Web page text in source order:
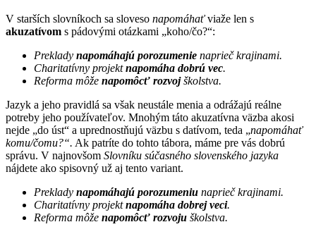
V starších slovníkoch sa sloveso napomáhaťviaže len s
akuzatívom s pádovými otázkami „koho/čo?“:
Preklady napomáhajú porozumenie naprieč krajinami.
Charitatívny projektnapomáha dobrú vec.
Reforma môže napomôcť rozvojškolstva.
Jazyk a jeho pravidlá sa však neustále menia a odrážajú reálne
potreby jeho používateľov. Mnohým táto akuzatívna väzba akosi
nejde „do úst“ a uprednostňujú väzbu s datívom, teda „napomáhať
komu/čomu?“. Ak patríte do tohto tábora, máme pre vás dobrú
správu. V najnovšom Slovníku súčasného slovenského jazyka
nájdete ako spisovný už aj tento variant.
Preklady napomáhajú porozumeniu naprieč krajinami.
Charitatívny projektnapomáha dobrej veci.
Reforma môže napomôcť rozvoju školstva.